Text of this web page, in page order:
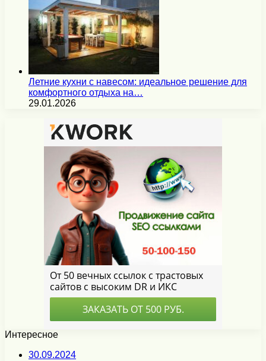
Летние кухни с навесом: идеальное решение для
комфортного отдыха на…
29.01.2026
Интересное
30.09.2024